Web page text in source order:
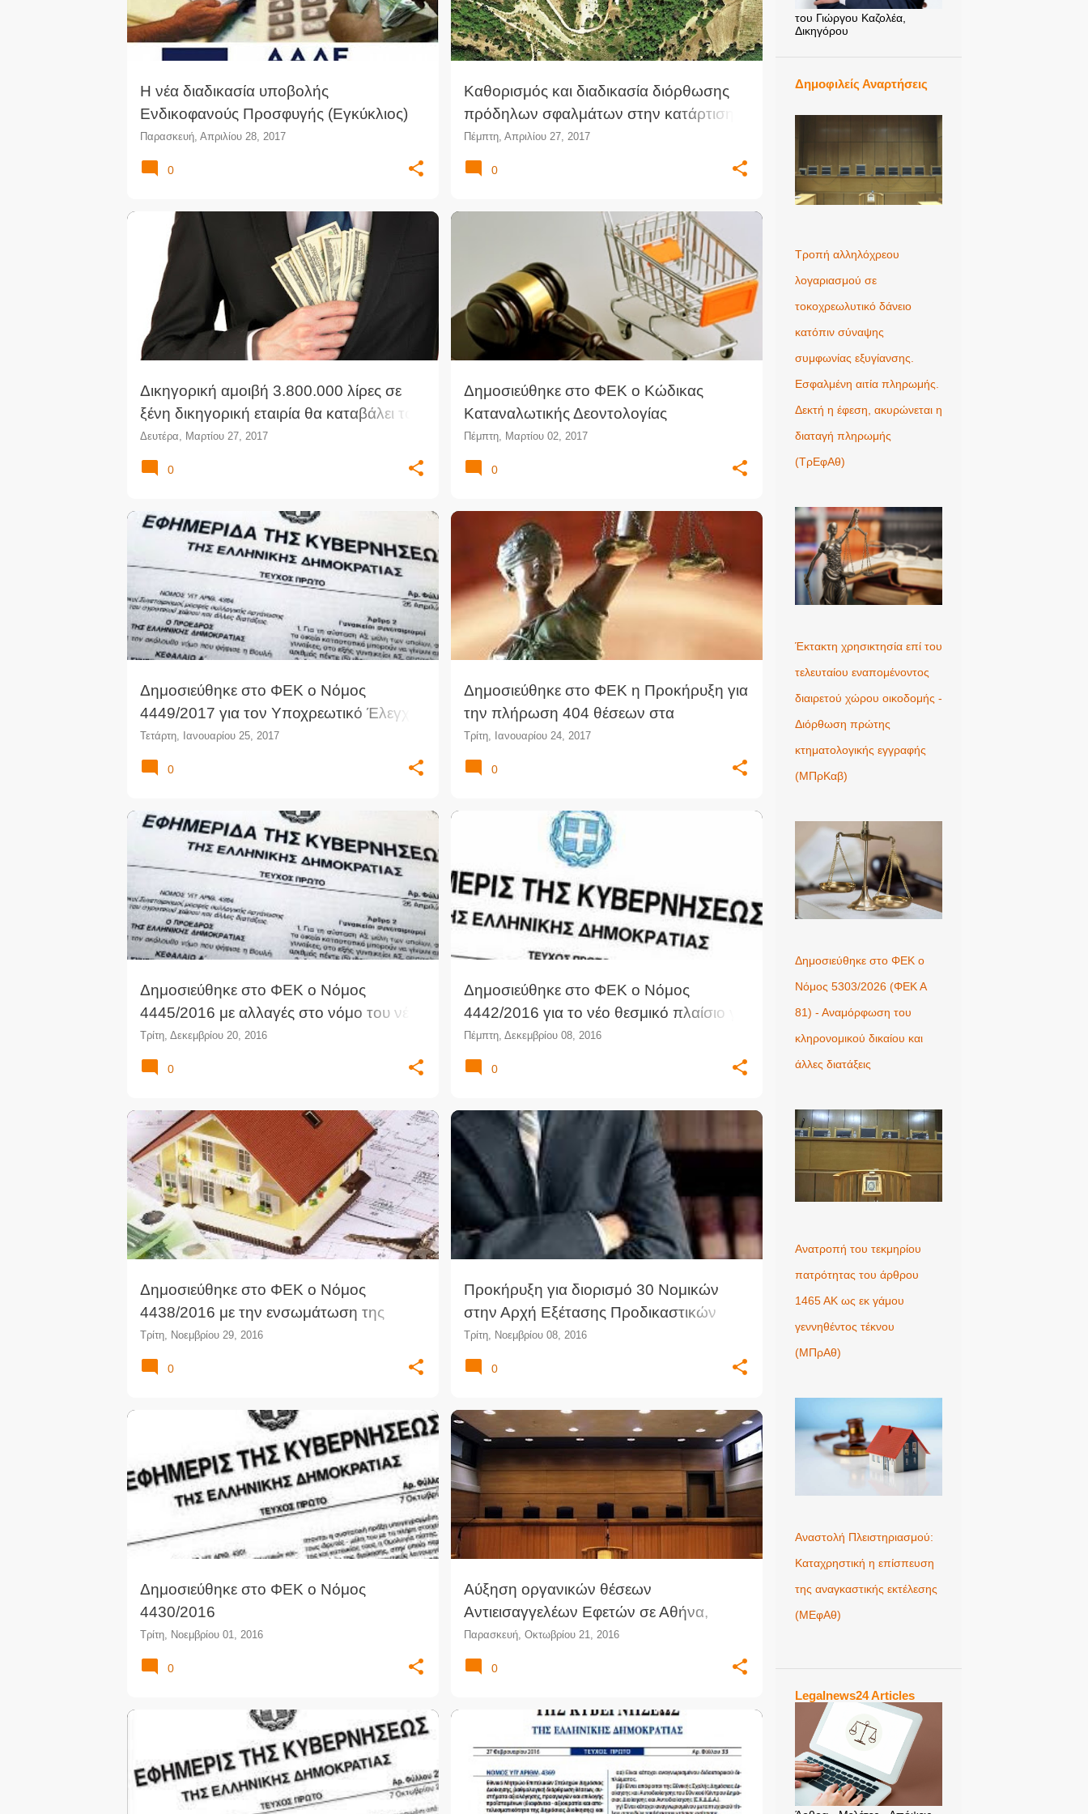
Η νέα διαδικασία υποβολής
Ενδικοφανούς Προσφυγής (Εγκύκλιος)
Παρασκευή, Απριλίου 28, 2017
0
Καθορισμός και διαδικασία διόρθωσης
πρόδηλων σφαλμάτων στην κατάρτιση
των δασικών χαρτών (ΥΑ)
Πέμπτη, Απριλίου 27, 2017
0
Δικηγορική αμοιβή 3.800.000 λίρες σε
ξένη δικηγορική εταιρία θα καταβάλει το
ελληνικό Δημόσιο για υπόθεση της
εταιρίας "Ελληνικά Ναυπηγεία"
Δευτέρα, Μαρτίου 27, 2017
ΔΗΜΌΣΙΟ ΔΙΑΙΤΗΤΙΚΌ ΔΙΚΑΣΤΉΡΙΟ
0
Δημοσιεύθηκε στο ΦΕΚ ο Κώδικας
Καταναλωτικής Δεοντολογίας
Πέμπτη, Μαρτίου 02, 2017
ΝΟΜΟΘΕΣΊΑ
ΠΡΟΕΔΡΙΚΌ ΔΙΆΤΑΓΜΑ ΠΡΟΣΤΑΣΊΑ ΚΑΤΑΝΑΛΩΤΉ +
ΦΕΚ
0
Δημοσιεύθηκε στο ΦΕΚ ο Νόμος
4449/2017 για τον Υποχρεωτικό Έλεγχο
Χρηματοοικονομικών Καταστάσεων
Τετάρτη, Ιανουαρίου 25, 2017
ΕΝΑΡΜΌΝΙΣΗ ΝΟΜΟΘΕΣΊΑΣ ΝΈΟΙ ΝΌΜΟΙ
ΝΟΜΟΘΕΣΊΑ ΦΕΚ
0
Δημοσιεύθηκε στο ΦΕΚ η Προκήρυξη για
την πλήρωση 404 θέσεων στα
Δικαστήρια και Δικαστικές Υπηρεσίες
Τρίτη, Ιανουαρίου 24, 2017
ΔΙΚΑΣΤΙΚΟΊ ΥΠΆΛΛΗΛΟΙ ΔΙΟΡΙΣΜΟΊ ΘΈΣΕΙΣ ΕΡΓΑΣΊΑΣ
ΠΡΟΚΉΡΥΞΗ ΠΡΟΣΛΉΨΕΙΣ ΦΕΚ
0
Δημοσιεύθηκε στο ΦΕΚ ο Νόμος
4445/2016 με αλλαγές στο νόμο του νέου
ασφαλιστικού 4387/2016. Καταργείται το
επικυρώσιμο
Τρίτη, Δεκεμβρίου 20, 2016
ΑΣΦΑΛΙΣΤΙΚΌ ΕΠΙΚΥΡΏΣΙΜΟ
0
Δημοσιεύθηκε στο ΦΕΚ ο Νόμος
4442/2016 για το νέο θεσμικό πλαίσιο για
την άσκηση οικονομικής δραστηριότητας
και άλλες διατάξεις
Πέμπτη, Δεκεμβρίου 08, 2016
ΕΦΗΜΕΡΊΔΑ ΤΗΣ ΚΥΒΈΡΝΗΣΗΣ
0
Δημοσιεύθηκε στο ΦΕΚ ο Νόμος
4438/2016 με την ενσωμάτωση της
Οδηγίας για τα Στεγαστικά Δάνεια
Τρίτη, Νοεμβρίου 29, 2016
ΑΚΊΝΗΤΑ ΕΝΣΩΜΆΤΩΣΗ ΟΔΗΓΊΑΣ ΝΈΟΙ ΝΌΜΟΥ +2
0
Προκήρυξη για διορισμό 30 Νομικών
στην Αρχή Εξέτασης Προδικαστικών
Προσφυγών (ΦΕΚ)
Τρίτη, Νοεμβρίου 08, 2016
ΑΡΧΉ ΕΞΈΤΑΣΗΣ ΠΡΟΣΦΥΓΏΝ ΔΙΟΡΙΣΜΟΊ
0
Δημοσιεύθηκε στο ΦΕΚ ο Νόμος
4430/2016
Τρίτη, Νοεμβρίου 01, 2016
ΚΟΙΝΩΝΙΚΟΊ ΦΟΡΕΊΣ +1
0
Αύξηση οργανικών θέσεων
Αντιεισαγγελέων Εφετών σε Αθήνα,
Θεσσαλονίκη και Εύβοια
Παρασκευή, Οκτωβρίου 21, 2016
ΑΝΤΙΕΙΣΑΓΓΕΛΈΑΣ ΔΙΚΑΣΤΈΣ ΔΙΚΑΣΤΙΚΆ ΝΈΑ +1
0
ΕΦΗΜΕΡΊΔΑ ΤΗΣ ΚΥΒΈΡΝΗΣΗΣ
ΝΈΟΙ ΝΌΜΟΙ ΝΟΜΟΘΕΣΊΑ ΟΔΗΓΊΑ
ΦΕΚ
ΕΥΡΩΠΑΪΚΌ ΔΊΚΑΙΟ
του Γιώργου Καζολέα,
Δικηγόρου
Δημοφιλείς Αναρτήσεις
Τροπή αλληλόχρεου
λογαριασμού σε
τοκοχρεωλυτικό δάνειο
κατόπιν σύναψης
συμφωνίας εξυγίανσης.
Εσφαλμένη αιτία πληρωμής.
Δεκτή η έφεση, ακυρώνεται η
διαταγή πληρωμής
(ΤρΕφΑθ)
Έκτακτη χρησικτησία επί του
τελευταίου εναπομένοντος
διαιρετού χώρου οικοδομής -
Διόρθωση πρώτης
κτηματολογικής εγγραφής
(ΜΠρΚαβ)
Δημοσιεύθηκε στο ΦΕΚ ο
Νόμος 5303/2026 (ΦΕΚ Α
81) - Αναμόρφωση του
κληρονομικού δικαίου και
άλλες διατάξεις
Ανατροπή του τεκμηρίου
πατρότητας του άρθρου
1465 ΑΚ ως εκ γάμου
γεννηθέντος τέκνου
(MΠρΑθ)
Αναστολή Πλειστηριασμού:
Καταχρηστική η επίσπευση
της αναγκαστικής εκτέλεσης
(ΜΕφΑθ)
Legalnews24 Articles